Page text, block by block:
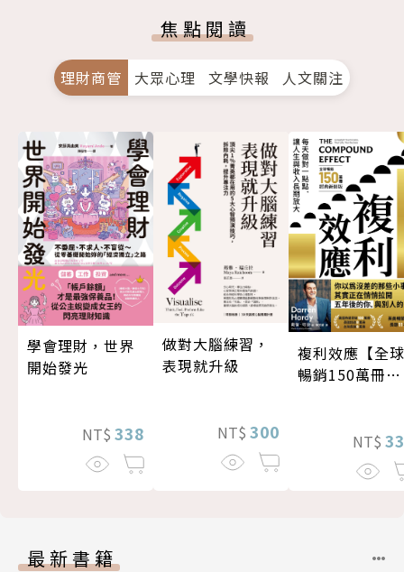
焦點閱讀
理財商管 大眾心理 文學快報 人文關注
學會理財，世界
開始發光
NT$ 338
做對大腦練習，
表現就升級
NT$ 300
複利效應【全球
暢銷150萬冊・
NT$
最新書籍